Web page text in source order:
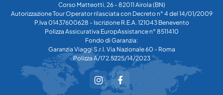
Corso Matteotti, 26 - 82011 Airola (BN)
Autorizzazione Tour Operator rilasciata con Decreto n° 4 del 14/01/2009
P.Iva 01437600628 - Iscrizione R.E.A. 121043 Benevento
Polizza Assicurativa EuropAssistance n° 8511410
Fondo di Garanzia:
Garanzia Viaggi S.r.l. Via Nazionale 60 - Roma
Polizza A/172.5225/14/2023